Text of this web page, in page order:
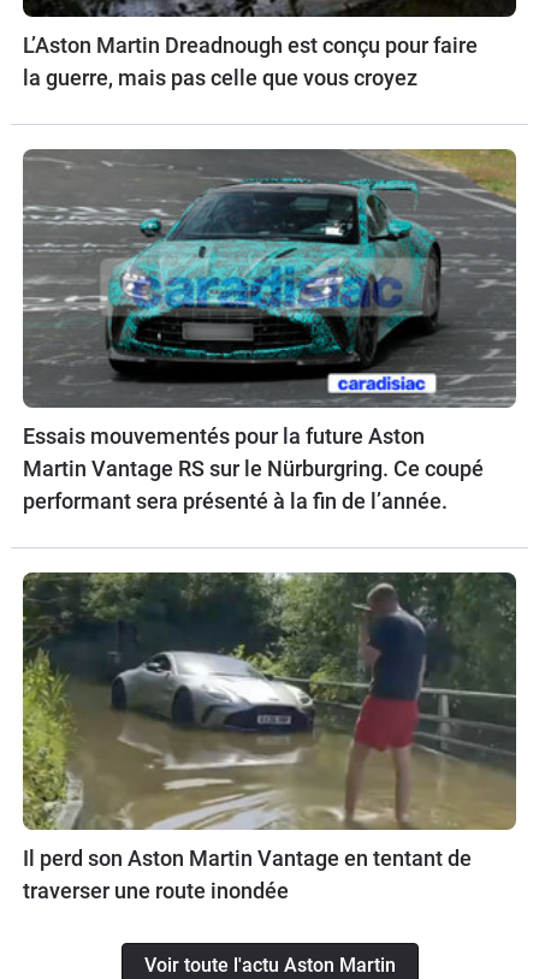
L’Aston Martin Dreadnough est conçu pour faire
la guerre, mais pas celle que vous croyez
Essais mouvementés pour la future Aston
Martin Vantage RS sur le Nürburgring. Ce coupé
performant sera présenté à la fin de l’année.
Il perd son Aston Martin Vantage en tentant de
traverser une route inondée
Voir toute l'actu Aston Martin